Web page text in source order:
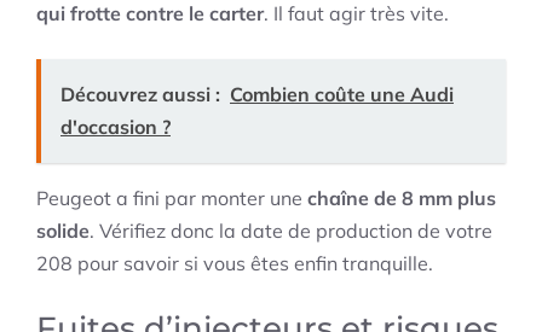
qui frotte contre le carter. Il faut agir très vite.
Découvrez aussi : Combien coûte une Audi
d'occasion ?
Peugeot a fini par monter une chaîne de 8 mm plus
solide. Vérifiez donc la date de production de votre
208 pour savoir si vous êtes enfin tranquille.